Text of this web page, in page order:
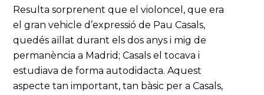
Resulta sorprenent que el violoncel, que era
el gran vehicle d’expressió de Pau Casals,
quedés aïllat durant els dos anys i mig de
permanència a Madrid; Casals el tocava i
estudiava de forma autodidacta. Aquest
aspecte tan important, tan bàsic per a Casals,